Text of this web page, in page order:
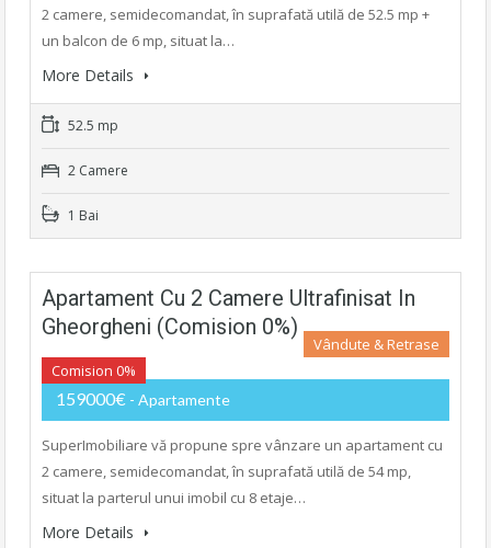
2 camere, semidecomandat, în suprafată utilă de 52.5 mp +
un balcon de 6 mp, situat la…
More Details
52.5 mp
2 Camere
1 Bai
Apartament Cu 2 Camere Ultrafinisat In
Gheorgheni (Comision 0%)
Comision 0%
Vândute & Retrase
159000€ - Apartamente
SuperImobiliare vă propune spre vânzare un apartament cu
2 camere, semidecomandat, în suprafată utilă de 54 mp,
situat la parterul unui imobil cu 8 etaje…
More Details